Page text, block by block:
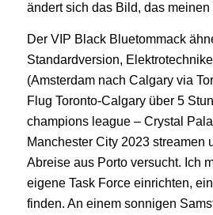
ändert sich das Bild, das meinen
Der VIP Black Bluetommack
Standardversion,
(Amsterdam nach Calgary via
Flug Toronto-Calgary über 5
champions league – Crystal
Manchester City 2023 streamen
Abreise aus Porto versucht. Ich
eigene Task Force einrichten,
finden. An einem sonnigen